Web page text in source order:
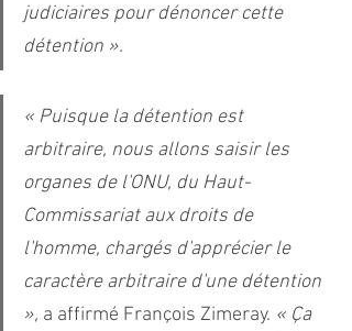
judiciaires pour dénoncer cette
détention ».
« Puisque la détention est
arbitraire, nous allons saisir les
organes de l'ONU, du Haut-
Commissariat aux droits de
l'homme, chargés d'apprécier le
caractère arbitraire d'une détention
», a affirmé François Zimeray. « Ça